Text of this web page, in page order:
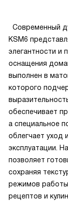
от детей и
с малышами.
Единственный
режимах с
прибор
подошёл под
Современный
KSM6
элегантности и
оснащения
выполнен в
которого
обеспечивает
а специальное
облегчает уход
эксплуатации.
позволяет
сохраняя
режимов
рецептов и